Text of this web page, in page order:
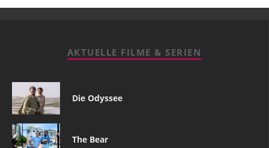
AKTUELLE FILME & SERIEN
Die Odyssee
The Bear